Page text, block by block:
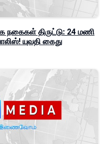
நகைகள் திருட்டு: 24 மணி
யுவதி கைது